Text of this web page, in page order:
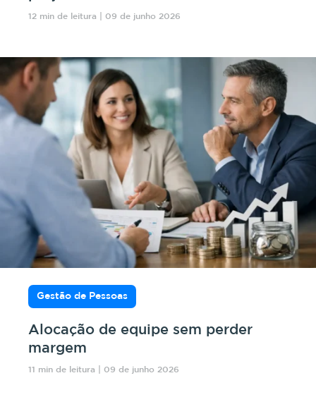
12 min de leitura | 09 de junho 2026
Gestão de Pessoas
Alocação de equipe sem perder
margem
11 min de leitura | 09 de junho 2026